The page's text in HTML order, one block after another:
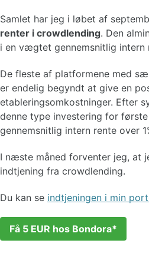
Samlet har jeg i løbet af
renter i crowdlending. Den
i en vægtet gennemsnitlig intern
De fleste af platformene med
er endelig begyndt at give en
etableringsomkostninger. Efter
denne type investering for
gennemsnitlig intern rente over
I næste måned forventer jeg, at
indtjening fra crowdlending.
Du kan se indtjeningen i min
Få 5 EUR hos Bondora